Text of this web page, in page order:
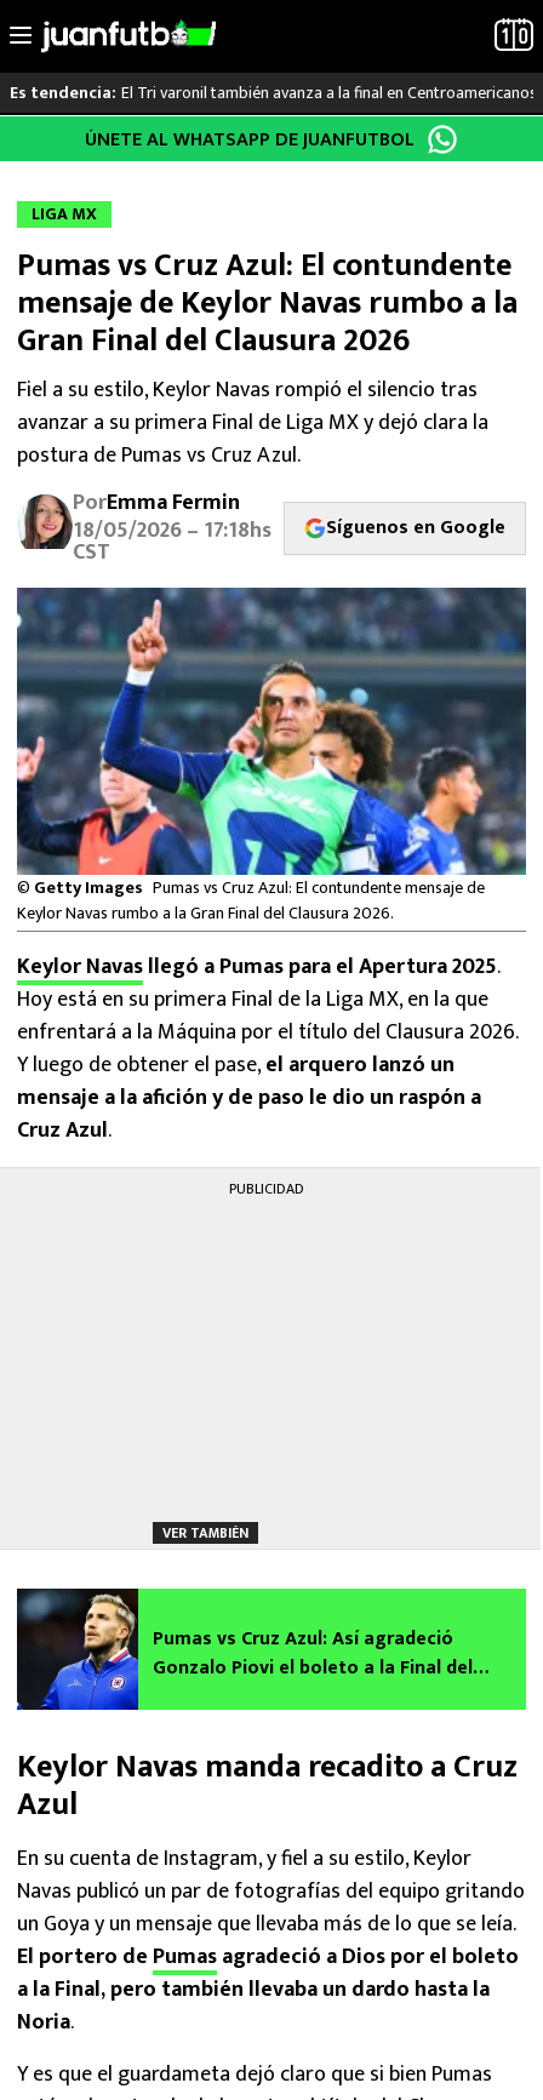
al
Es tendencia: El Tri varonil también avanza a la final en Centroamericanos
LO ÚLTIMO
LIGA MX
RAYADOS
PUMAS
ATLANTE
SELECCIÓN MEXICANA
FUTBOL INTERNACIONAL
MEXICANOS EN EL EXTRANJERO
FUTBOL ESTUFA
FÓRMULA 1
BOXEO
LIGA MX
NFL
ÚNETE AL WHATSAPP DE JUANFUTBOL
LIGA MX
Pumas vs Cruz Azul: El contundente
mensaje de Keylor Navas rumbo a la
Gran Final del Clausura 2026
Fiel a su estilo, Keylor Navas rompió el silencio tras
avanzar a su primera Final de Liga MX y dejó clara la
postura de Pumas vs Cruz Azul.
PorEmma Fermin
18/05/2026 – 17:18hs
CST
Síguenos en Google
© Getty Images Pumas vs Cruz Azul: El contundente mensaje de
Keylor Navas rumbo a la Gran Final del Clausura 2026.
Keylor Navasllegó a Pumas para el Apertura 2025.
Hoy está en su primera Final de la Liga MX, en la que
enfrentará a la Máquina por el título del Clausura 2026.
Y luego de obtener el pase,el arquero lanzó un
mensaje a la afición y de paso le dio un raspón a
Cruz Azul.
PUBLICIDAD
VER TAMBIÉN
Pumas vs Cruz Azul: Así agradeció
Gonzalo Piovi el boleto a la Final del
Keylor Navas manda recadito a Cruz
Azul
En su cuenta de Instagram, y fiel a su estilo, Keylor
Navas publicó un par de fotografías del equipo gritando
un Goya y un mensaje que llevaba más de lo que se leía.
El portero de Pumasagradeció a Dios por el boleto
a la Final, pero también llevaba un dardo hasta la
Noria.
Y es que el guardameta dejó claro que si bien Pumas